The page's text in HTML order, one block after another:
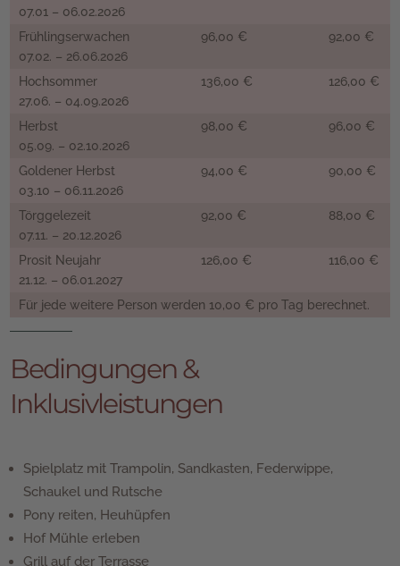
07.01 – 06.02.2026
Frühlingserwachen
07.02. – 26.06.2026
96,00 € 92,00 €
Hochsommer
27.06. – 04.09.2026
136,00 € 126,00 €
Herbst
05.09. – 02.10.2026
98,00 € 96,00 €
Goldener Herbst
03.10 – 06.11.2026
94,00 € 90,00 €
Törggelezeit
07.11. – 20.12.2026
92,00 € 88,00 €
Prosit Neujahr
21.12. – 06.01.2027
126,00 € 116,00 €
Für jede weitere Person werden 10,00 € pro Tag berechnet.
Bedingungen &
Inklusivleistungen
Spielplatz mit Trampolin, Sandkasten, Federwippe,
Schaukel und Rutsche
Pony reiten, Heuhüpfen
Hof Mühle erleben
Grill auf der Terrasse